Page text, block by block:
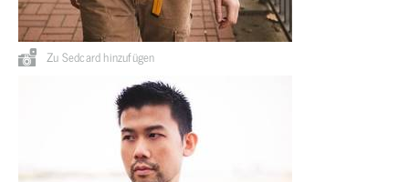
Zu Sedcard hinzufügen